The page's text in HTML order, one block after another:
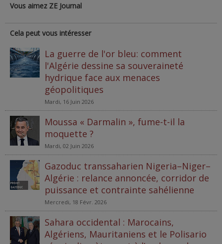
Vous aimez ZE Journal
Cela peut vous intéresser
La guerre de l'or bleu: comment
l'Algérie dessine sa souveraineté
hydrique face aux menaces
géopolitiques
Mardi, 16 Juin 2026
Moussa « Darmalin », fume-t-il la
moquette ?
Mardi, 02 Juin 2026
Gazoduc transsaharien Nigeria–Niger–
Algérie : relance annoncée, corridor de
puissance et contrainte sahélienne
Mercredi, 18 Févr. 2026
Sahara occidental : Marocains,
Algériens, Mauritaniens et le Polisario